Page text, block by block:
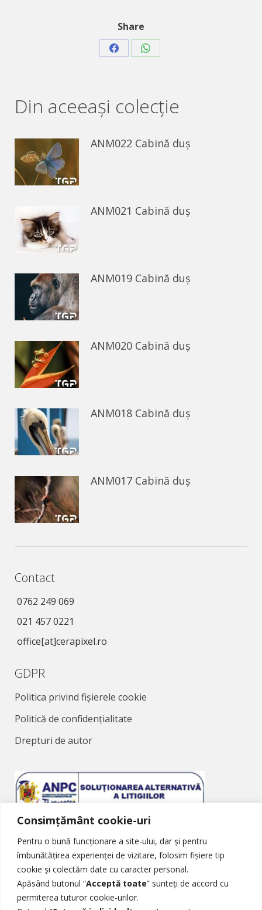
Consimțământ cookie-uri
Pentru o bună funcționare a site-ului, dar și pentru
îmbunătățirea experienței de vizitare, folosim fișiere tip
cookie și colectăm date cu caracter personal.
Apăsând butonul “Acceptă toate” sunteți de accord cu
permiterea tuturor cookie-urilor.
Share
Share Share
Din aceeaşi colecție
ANM022 Cabină duș
ANM021 Cabină duș
ANM019 Cabină duș
ANM020 Cabină duș
ANM018 Cabină duș
ANM017 Cabină duș
Contact
0762 249 069
021 457 0221
office[at]cerapixel.ro
GDPR
Politica privind fișierele cookie
Politică de confidențialitate
Drepturi de autor
Soluționarea Alternativă a Litigiilor